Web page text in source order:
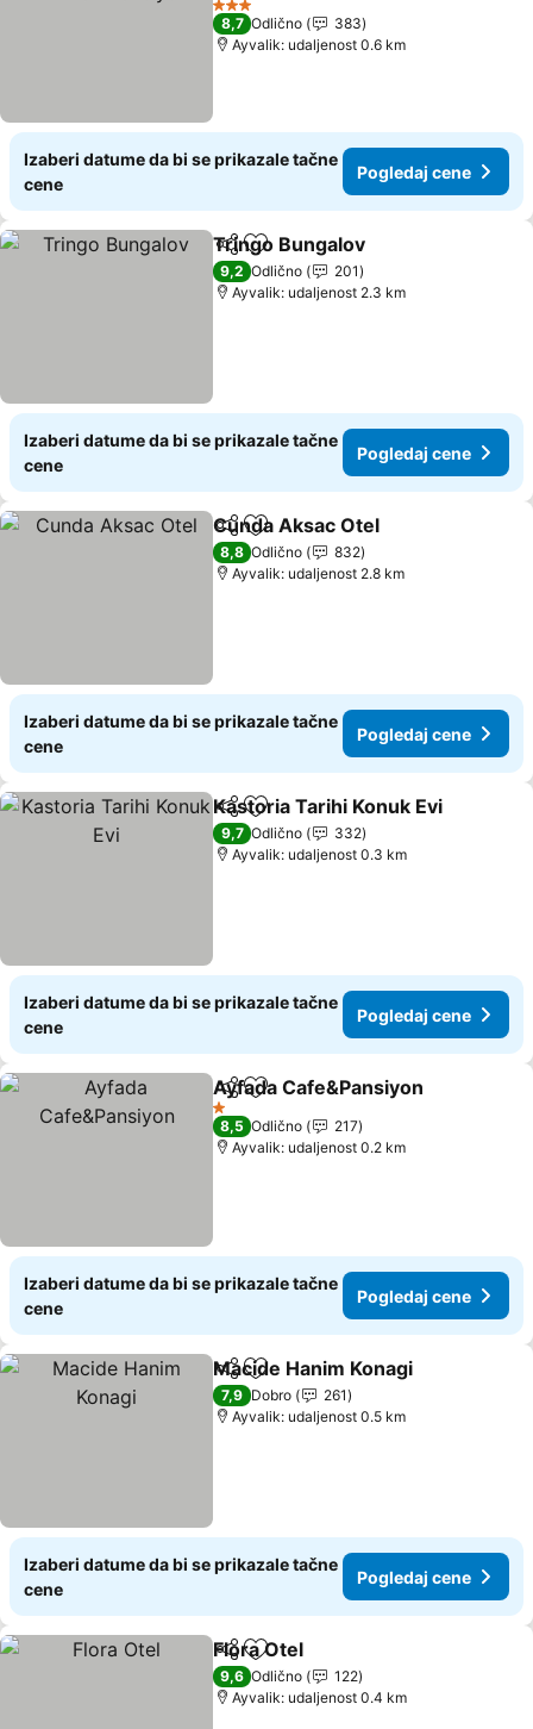
3 Zvezdice
8,7 Odlično
383
Ayvalik: udaljenost 0.6 km
Izaberi datume da bi se prikazale tačne
cene
Pogledaj cene
Deli Dodati u favorite
Tringo Bungalov
9,2 Odlično
201
Ayvalik: udaljenost 2.3 km
Izaberi datume da bi se prikazale tačne
cene
Pogledaj cene
Deli Dodati u favorite
Cunda Aksac Otel
8,8 Odlično
832
Ayvalik: udaljenost 2.8 km
Izaberi datume da bi se prikazale tačne
cene
Pogledaj cene
Deli Dodati u favorite
Kastoria Tarihi Konuk Evi
9,7 Odlično
332
Ayvalik: udaljenost 0.3 km
Izaberi datume da bi se prikazale tačne
cene
Pogledaj cene
Deli Dodati u favorite
Ayfada Cafe&Pansiyon
1 Zvezdice
8,5 Odlično
217
Ayvalik: udaljenost 0.2 km
Izaberi datume da bi se prikazale tačne
cene
Pogledaj cene
Deli Dodati u favorite
Macide Hanim Konagi
7,9 Dobro
261
Ayvalik: udaljenost 0.5 km
Izaberi datume da bi se prikazale tačne
cene
Pogledaj cene
Deli Dodati u favorite
Flora Otel
9,6 Odlično
122
Ayvalik: udaljenost 0.4 km